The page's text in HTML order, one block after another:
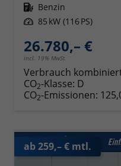
Kraftstoff Benzin
Leistung 85 kW (116 PS)
26.780,– €
incl. 19% MwSt.
Verbrauch
CO2-Klasse: D
CO2-Emissionen:
ab 259,– € mtl.